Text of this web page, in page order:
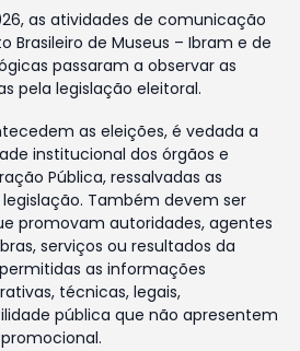
as atividades de comunicação
Brasileiro de Museus – Ibram e de
passaram a observar as
pela legislação eleitoral.
as eleições, é vedada a
institucional dos órgãos e
Pública, ressalvadas as
Também devem ser
promovam autoridades, agentes
serviços ou resultados da
as informações
técnicas, legais,
pública que não apresentem